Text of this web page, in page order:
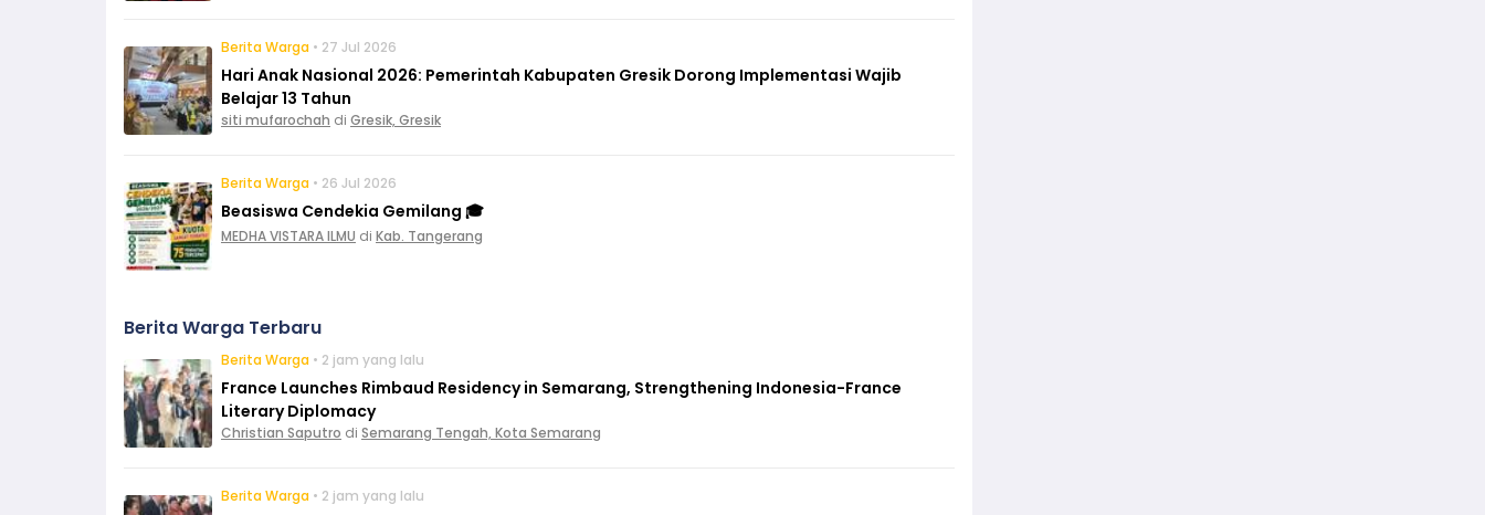
Berita Warga • 27 Jul 2026
Hari Anak Nasional 2026: Pemerintah Kabupaten Gresik Dorong Implementasi Wajib
Belajar 13 Tahun
siti mufarochah di Gresik, Gresik
Berita Warga • 26 Jul 2026
Beasiswa Cendekia Gemilang 🎓
MEDHA VISTARA ILMU di Kab. Tangerang
Berita Warga Terbaru
Berita Warga • 2 jam yang lalu
France Launches Rimbaud Residency in Semarang, Strengthening Indonesia-France
Literary Diplomacy
Christian Saputro di Semarang Tengah, Kota Semarang
Berita Warga • 2 jam yang lalu